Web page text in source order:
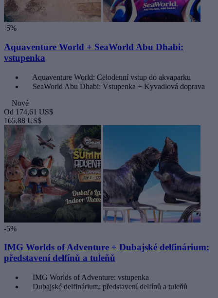
-5%
Aquaventure World + SeaWorld Abu Dhabi:
vstupenka
Aquaventure World: Celodenní vstup do akvaparku
SeaWorld Abu Dhabi: Vstupenka + Kyvadlová doprava
Nové
Od 174,61 US$
165,88 US$
-5%
IMG Worlds of Adventure + Dubajské delfinárium:
představení delfínů a tuleňů
IMG Worlds of Adventure: vstupenka
Dubajské delfinárium: představení delfínů a tuleňů